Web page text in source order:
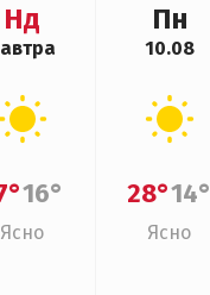
Нд
16°
Ясно
Пн
10.08
28°14°
Ясно